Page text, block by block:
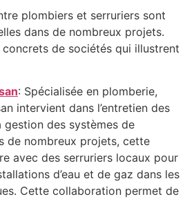
plombiers et serruriers sont
dans de nombreux projets.
de sociétés qui illustrent
: Spécialisée en plomberie,
intervient dans l’entretien des
gestion des systèmes de
de nombreux projets, cette
avec des serruriers locaux pour
d’eau et de gaz dans les
Cette collaboration permet de